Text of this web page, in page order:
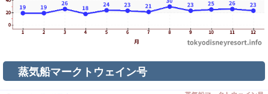
蒸気船マークトウェイン号